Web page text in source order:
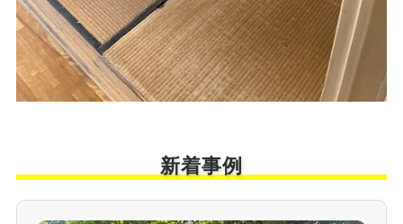
新着事例